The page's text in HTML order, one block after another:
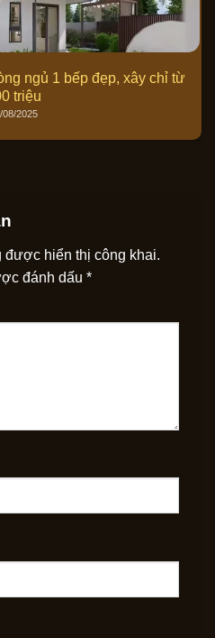
ngủ 1 bếp đẹp, xây chỉ từ
triệu
08/2025
được hiển thị công khai.
đánh dấu *